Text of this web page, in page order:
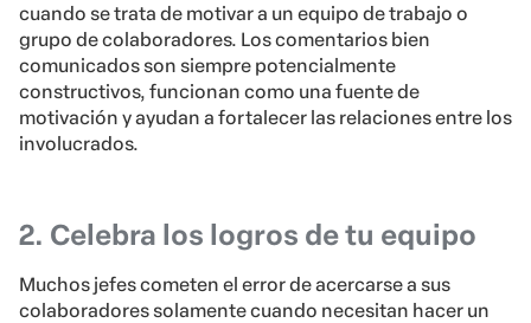
cuando se trata de motivar a un equipo de trabajo o
grupo de colaboradores. Los comentarios bien
comunicados son siempre potencialmente
constructivos, funcionan como una fuente de
motivación y ayudan a fortalecer las relaciones entre los
involucrados.
2. Celebra los logros de tu equipo
Muchos jefes cometen el error de acercarse a sus
colaboradores solamente cuando necesitan hacer un